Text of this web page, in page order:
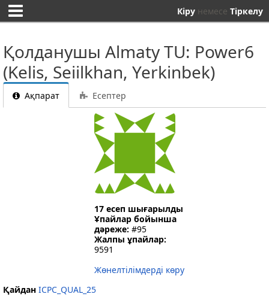
Кіру немесе Тіркелу
Қолданушы Almaty TU: Power6
(Kelis, Seiilkhan, Yerkinbek)
Ақпарат Есептер
17 есеп шығарылды
Ұпайлар бойынша
дәреже: #95
Жалпы ұпайлар:
9591
Жөнелтілімдерді көру
Қайдан ICPC_QUAL_25